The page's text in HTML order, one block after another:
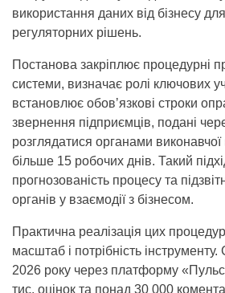
використання даних від бізнесу
регуляторних рішень.
Постанова закріплює процедурні
системи, визначає ролі ключових
встановлює обовʼязкові строки
звернення підприємців, подані
розглядатися органами
більше 15 робочих днів. Такий
прогнозованість процесу та
органів у взаємодії з бізнесом.
Практична реалізація цих
масштаб і потрібність
2026 року через платформу
тис. оцінок та понад 30 000